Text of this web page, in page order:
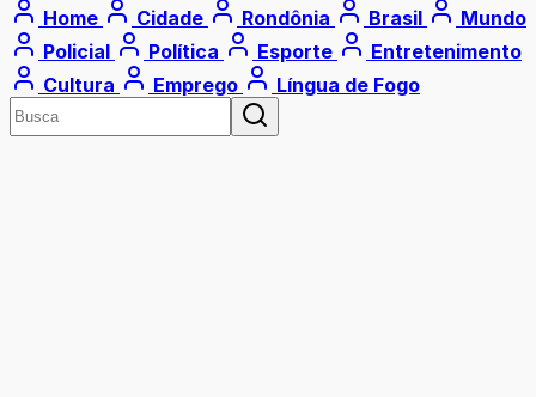
Home Cidade Rondônia Brasil
Mundo
Policial
Política Esporte
Entretenimento
Cultura
Emprego Língua de Fogo